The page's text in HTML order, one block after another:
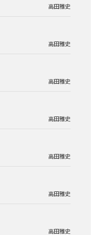
高田雅史
高田雅史
高田雅史
高田雅史
高田雅史
高田雅史
高田雅史